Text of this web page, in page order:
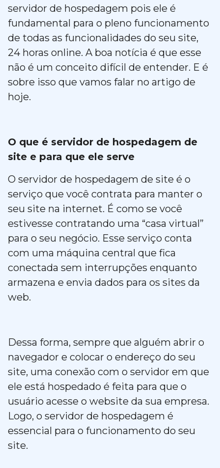
servidor de hospedagem pois ele é
fundamental para o pleno funcionamento
de todas as funcionalidades do seu site,
24 horas online. A boa notícia é que esse
não é um conceito difícil de entender. E é
sobre isso que vamos falar no artigo de
hoje.
O que é servidor de hospedagem de
site e para que ele serve
O servidor de hospedagem de site é o
serviço que você contrata para manter o
seu site na internet. É como se você
estivesse contratando uma “casa virtual”
para o seu negócio. Esse serviço conta
com uma máquina central que fica
conectada sem interrupções enquanto
armazena e envia dados para os sites da
web.
Dessa forma, sempre que alguém abrir o
navegador e colocar o endereço do seu
site, uma conexão com o servidor em que
ele está hospedado é feita para que o
usuário acesse o website da sua empresa.
Logo, o servidor de hospedagem é
essencial para o funcionamento do seu
site.